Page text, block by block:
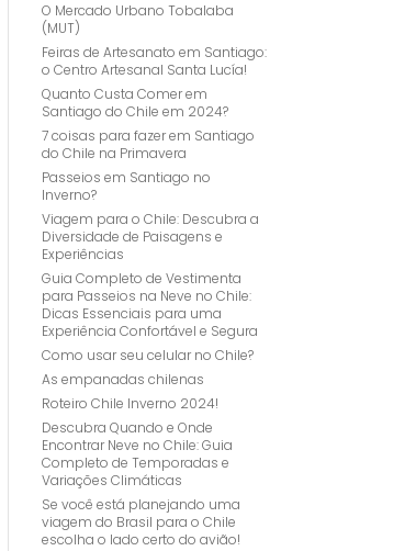
O Mercado Urbano Tobalaba
(MUT)
Feiras de Artesanato em Santiago:
o Centro Artesanal Santa Lucía!
Quanto Custa Comer em
Santiago do Chile em 2024?
7 coisas para fazer em Santiago
do Chile na Primavera
Passeios em Santiago no
Inverno?
Viagem para o Chile: Descubra a
Diversidade de Paisagens e
Experiências
Guia Completo de Vestimenta
para Passeios na Neve no Chile:
Dicas Essenciais para uma
Experiência Confortável e Segura
Como usar seu celular no Chile?
As empanadas chilenas
Roteiro Chile Inverno 2024!
Descubra Quando e Onde
Encontrar Neve no Chile: Guia
Completo de Temporadas e
Variações Climáticas
Se você está planejando uma
viagem do Brasil para o Chile
escolha o lado certo do avião!